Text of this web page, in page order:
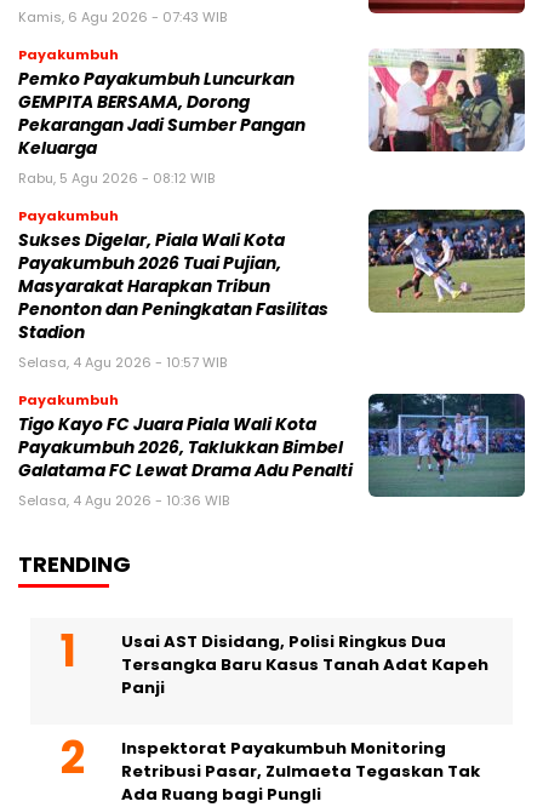
Kamis, 6 Agu 2026 - 07:43 WIB
Payakumbuh
Pemko Payakumbuh Luncurkan
GEMPITA BERSAMA, Dorong
Pekarangan Jadi Sumber Pangan
Keluarga
Rabu, 5 Agu 2026 - 08:12 WIB
Payakumbuh
Sukses Digelar, Piala Wali Kota
Payakumbuh 2026 Tuai Pujian,
Masyarakat Harapkan Tribun
Penonton dan Peningkatan Fasilitas
Stadion
Selasa, 4 Agu 2026 - 10:57 WIB
Payakumbuh
Tigo Kayo FC Juara Piala Wali Kota
Payakumbuh 2026, Taklukkan Bimbel
Galatama FC Lewat Drama Adu Penalti
Selasa, 4 Agu 2026 - 10:36 WIB
TRENDING
Usai AST Disidang, Polisi Ringkus Dua
Tersangka Baru Kasus Tanah Adat Kapeh
Panji
Inspektorat Payakumbuh Monitoring
Retribusi Pasar, Zulmaeta Tegaskan Tak
Ada Ruang bagi Pungli